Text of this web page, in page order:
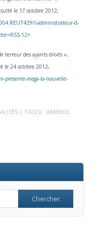
le 17 octobre 2012,
l-administrateur-d-
12>
terreur des ayants droits »,
le 24 octobre 2012,
mega-la-nouvelle-
| TAG(S) : AMENDE,